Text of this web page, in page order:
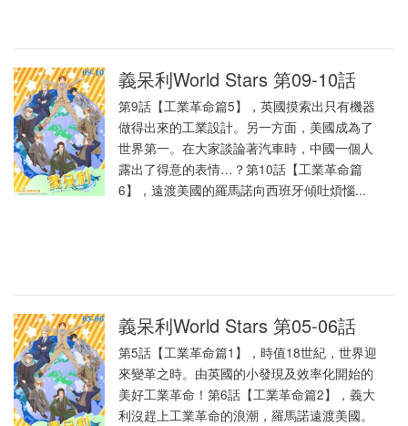
義呆利World Stars 第09-10話
第9話【工業革命篇5】，英國摸索出只有機器
做得出來的工業設計。另一方面，美國成為了
世界第一。在大家談論著汽車時，中國一個人
露出了得意的表情…？第10話【工業革命篇
6】，遠渡美國的羅馬諾向西班牙傾吐煩惱...
義呆利World Stars 第05-06話
第5話【工業革命篇1】，時值18世紀，世界迎
來變革之時。由英國的小發現及效率化開始的
美好工業革命！第6話【工業革命篇2】，義大
利沒趕上工業革命的浪潮，羅馬諾遠渡美國。